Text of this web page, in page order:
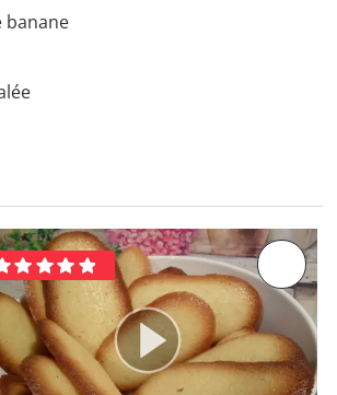
banane